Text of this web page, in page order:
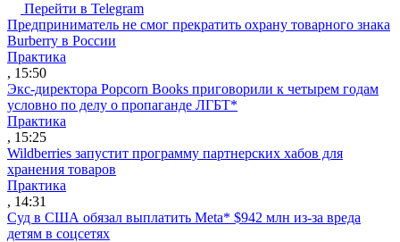
Перейти в Telegram
Предприниматель не смог прекратить охрану товарного знака
Burberry в России
Практика
, 15:50
Экс-директора Popcorn Books приговорили к четырем годам
условно по делу о пропаганде ЛГБТ*
Практика
, 15:25
Wildberries запустит программу партнерских хабов для
хранения товаров
Практика
, 14:31
Суд в США обязал выплатить Meta* $942 млн из-за вреда
детям в соцсетях